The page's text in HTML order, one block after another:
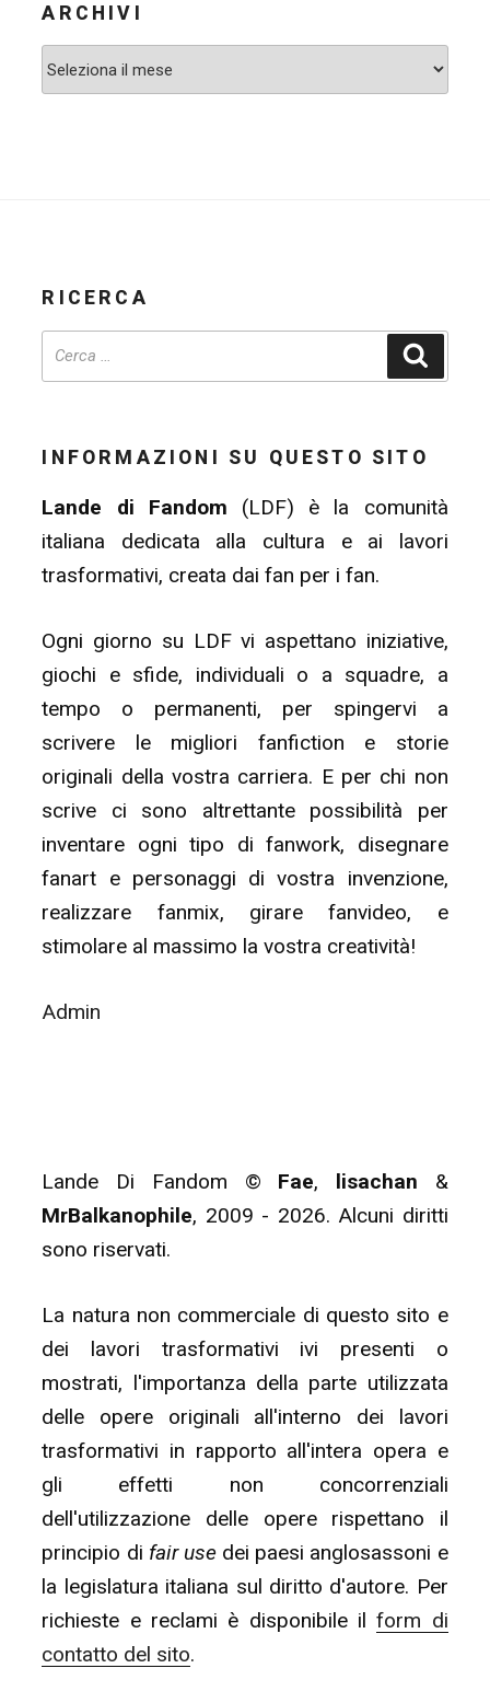
ARCHIVI
Archivi
RICERCA
INFORMAZIONI SU QUESTO SITO
Lande di Fandom (LDF) è la comunità
italiana dedicata alla cultura e ai lavori
trasformativi, creata dai fan per i fan.
Ogni giorno su LDF vi aspettano iniziative,
giochi e sfide, individuali o a squadre, a
tempo o permanenti, per spingervi a
scrivere le migliori fanfiction e storie
originali della vostra carriera. E per chi non
scrive ci sono altrettante possibilità per
inventare ogni tipo di fanwork, disegnare
fanart e personaggi di vostra invenzione,
realizzare fanmix, girare fanvideo, e
stimolare al massimo la vostra creatività!
Admin
Lande Di Fandom © Fae, lisachan &
MrBalkanophile, 2009 - 2026. Alcuni diritti
sono riservati.
La natura non commerciale di questo sito e
dei lavori trasformativi ivi presenti o
mostrati, l'importanza della parte utilizzata
delle opere originali all'interno dei lavori
trasformativi in rapporto all'intera opera e
gli effetti non concorrenziali
dell'utilizzazione delle opere rispettano il
principio di fair usedei paesi anglosassoni e
la legislatura italiana sul diritto d'autore. Per
richieste e reclami è disponibile ilform di
contatto del sito.